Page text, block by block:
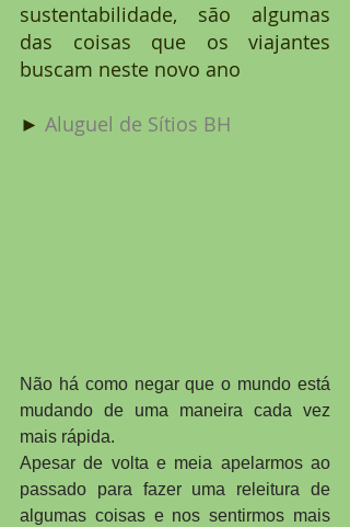
sustentabilidade, são algumas
das coisas que os viajantes
buscam neste novo ano
► Aluguel de Sítios BH
Não há como negar que o mundo está
mudando de uma maneira cada vez
mais rápida.
Apesar de volta e meia apelarmos ao
passado para fazer uma releitura de
algumas coisas e nos sentirmos mais